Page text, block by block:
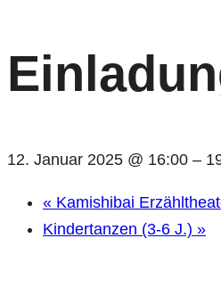
12. Januar 2025 @ 16:00 –
« Kamishibai
Kindertanzen (3-6 J.) »